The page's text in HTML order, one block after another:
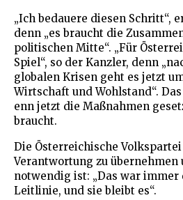
„Ich bedauere diesen Schritt“,
denn „es braucht die
politischen Mitte“. „Für
Spiel“, so der Kanzler, denn
globalen Krisen geht es jetzt
Wirtschaft und Wohlstand“.
enn jetzt die Maßnahmen
braucht.
Die Österreichische
Verantwortung zu übernehmen
notwendig ist: „Das war
Leitlinie, und sie bleibt es“.